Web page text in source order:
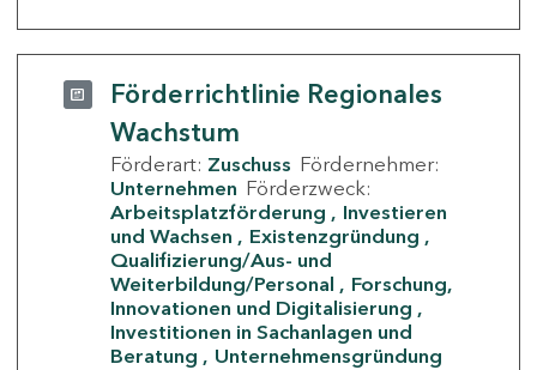
Förderrichtlinie Regionales
Wachstum
Förderart: Zuschuss Fördernehmer:
Unternehmen Förderzweck:
Arbeitsplatzförderung
Investieren
und Wachsen
Existenzgründung
Qualifizierung/Aus- und
Weiterbildung/Personal
Forschung,
Innovationen und Digitalisierung
Investitionen in Sachanlagen und
Beratung
Unternehmensgründung